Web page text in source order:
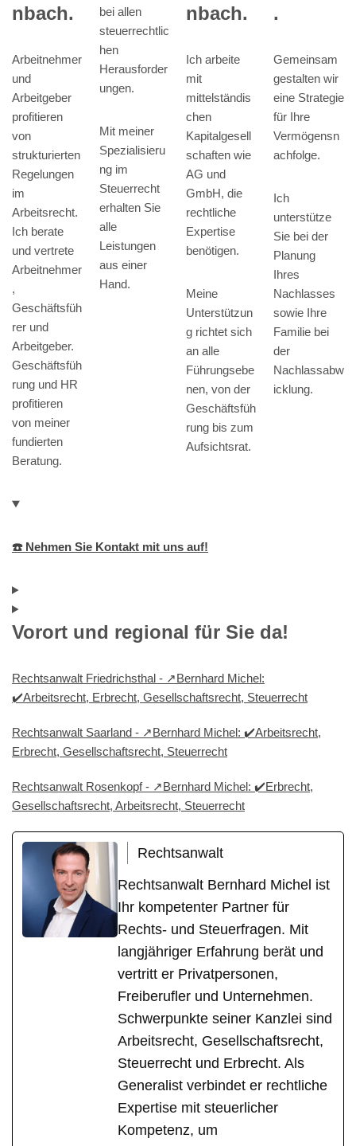
nbach.
Arbeitnehmer
und
Arbeitgeber
profitieren
von
strukturierten
Regelungen
im
Arbeitsrecht.
Ich berate
und vertrete
Arbeitnehmer
,
Geschäftsfüh
rer und
Arbeitgeber.
Geschäftsfüh
rung und HR
profitieren
von meiner
fundierten
Beratung.
bei allen
steuerrechtlic
hen
Herausforder
ungen.
Mit meiner
Spezialisieru
ng im
Steuerrecht
erhalten Sie
alle
Leistungen
aus einer
Hand.
nbach.
Ich arbeite
mit
mittelständis
chen
Kapitalgesell
schaften wie
AG und
GmbH, die
rechtliche
Expertise
benötigen.
Meine
Unterstützun
g richtet sich
an alle
Führungsebe
nen, von der
Geschäftsfüh
rung bis zum
Aufsichtsrat.
.
Gemeinsam
gestalten wir
eine Strategie
für Ihre
Vermögensn
achfolge.
Ich
unterstütze
Sie bei der
Planung
Ihres
Nachlasses
sowie Ihre
Familie bei
der
Nachlassabw
icklung.
☎️ Nehmen Sie Kontakt mit uns auf!
Vorort und regional für Sie da!
Rechtsanwalt Friedrichsthal - ↗️Bernhard Michel:
✔️Arbeitsrecht, Erbrecht, Gesellschaftsrecht, Steuerrecht
Rechtsanwalt Saarland - ↗️Bernhard Michel: ✔️Arbeitsrecht,
Erbrecht, Gesellschaftsrecht, Steuerrecht
Rechtsanwalt Rosenkopf - ↗️Bernhard Michel: ✔️Erbrecht,
Gesellschaftsrecht, Arbeitsrecht, Steuerrecht
Rechtsanwalt
Rechtsanwalt Bernhard Michel ist
Ihr kompetenter Partner für
Rechts- und Steuerfragen. Mit
langjähriger Erfahrung berät und
vertritt er Privatpersonen,
Freiberufler und Unternehmen.
Schwerpunkte seiner Kanzlei sind
Arbeitsrecht, Gesellschaftsrecht,
Steuerrecht und Erbrecht. Als
Generalist verbindet er rechtliche
Expertise mit steuerlicher
Kompetenz, um